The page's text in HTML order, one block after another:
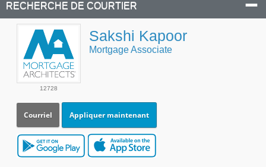
RECHERCHE DE COURTIER
12728
Sakshi Kapoor
Mortgage Associate
Courriel Appliquer maintenant